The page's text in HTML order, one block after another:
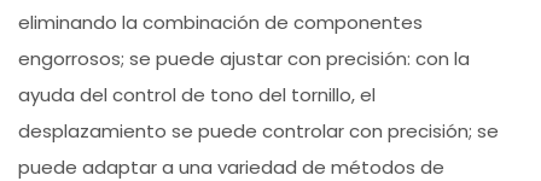
eliminando la combinación de componentes
engorrosos; se puede ajustar con precisión: con la
ayuda del control de tono del tornillo, el
desplazamiento se puede controlar con precisión; se
puede adaptar a una variedad de métodos de